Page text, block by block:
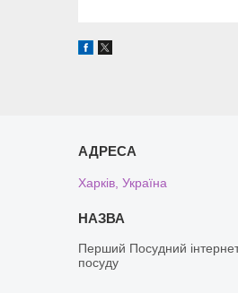
Харків, Україна
Перший Посудний
посуду